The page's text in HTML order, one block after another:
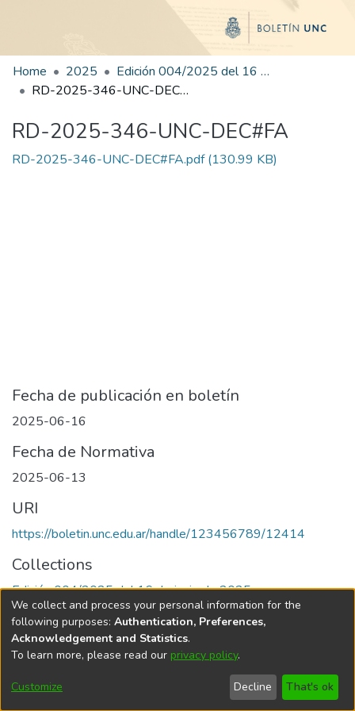
Home 2025
Edición 004/2025 del 16 de junio de 2025
RD-2025-346-UNC-DEC#FA
RD-2025-346-UNC-DEC#FA
RD-2025-346-UNC-DEC#FA.pdf(130.99 KB)
Fecha de publicación en boletín
2025-06-16
Fecha de Normativa
2025-06-13
URI
https://boletin.unc.edu.ar/handle/123456789/12414
Collections
Edición 004/2025 del 16 de junio de 2025
Universidad Nacional de Córdoba
We collect and process your personal information for the
following purposes: Authentication, Preferences,
Acknowledgement and Statistics.
To learn more, please read our privacy policy.
Customize Decline That's ok